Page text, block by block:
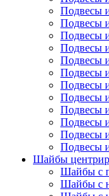
Подвесы
Подвесы
Подвесы
Подвесы
Подвесы
Подвесы
Подвесы
Подвесы
Подвесы
Подвесы
Подвесы
Подвесы
Шайбы
Шайбы с
Шайбы с